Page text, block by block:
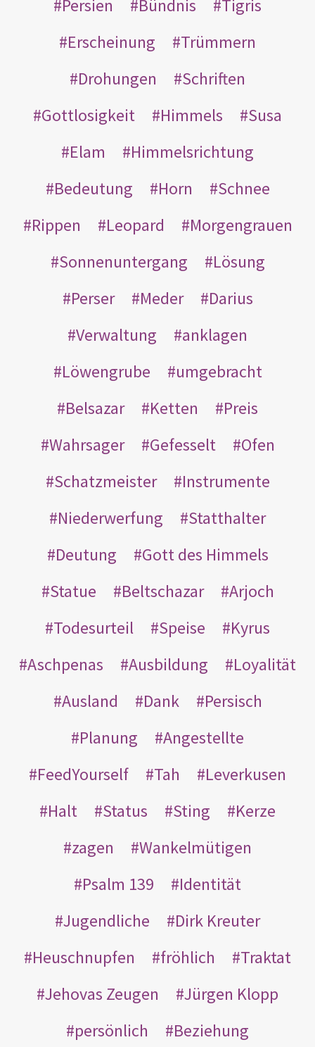
Persien
Bündnis
Tigris
Erscheinung
Trümmern
Drohungen
Schriften
Gottlosigkeit
Himmels
Susa
Elam
Himmelsrichtung
Bedeutung
Horn
Schnee
Rippen
Leopard
Morgengrauen
Sonnenuntergang
Lösung
Perser
Meder
Darius
Verwaltung
anklagen
Löwengrube
umgebracht
Belsazar
Ketten
Preis
Wahrsager
Gefesselt
Ofen
Schatzmeister
Instrumente
Niederwerfung
Statthalter
Deutung
Gott des Himmels
Statue
Beltschazar
Arjoch
Todesurteil
Speise
Kyrus
Aschpenas
Ausbildung
Loyalität
Ausland
Dank
Persisch
Planung
Angestellte
FeedYourself
Tah
Leverkusen
Halt
Status Sting
Kerze
zagen
Wankelmütigen
Psalm 139
Identität
Jugendliche
Dirk Kreuter
Heuschnupfen
fröhlich
Traktat
Jehovas Zeugen
Jürgen Klopp
persönlich
Beziehung